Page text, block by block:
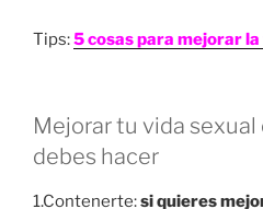
Tips:5 cosas para mejorar
Mejorar tu vida sexual
debes hacer
1.Contenerte:si quieres